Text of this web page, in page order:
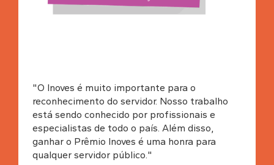
"O Inoves é muito importante para o
reconhecimento do servidor. Nosso trabalho
está sendo conhecido por profissionais e
especialistas de todo o país. Além disso,
ganhar o Prêmio Inoves é uma honra para
qualquer servidor público."